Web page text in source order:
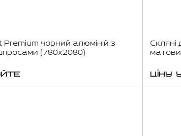
Premium чорний алюміній з
(780x2080)
Скляні
ЦІНУ